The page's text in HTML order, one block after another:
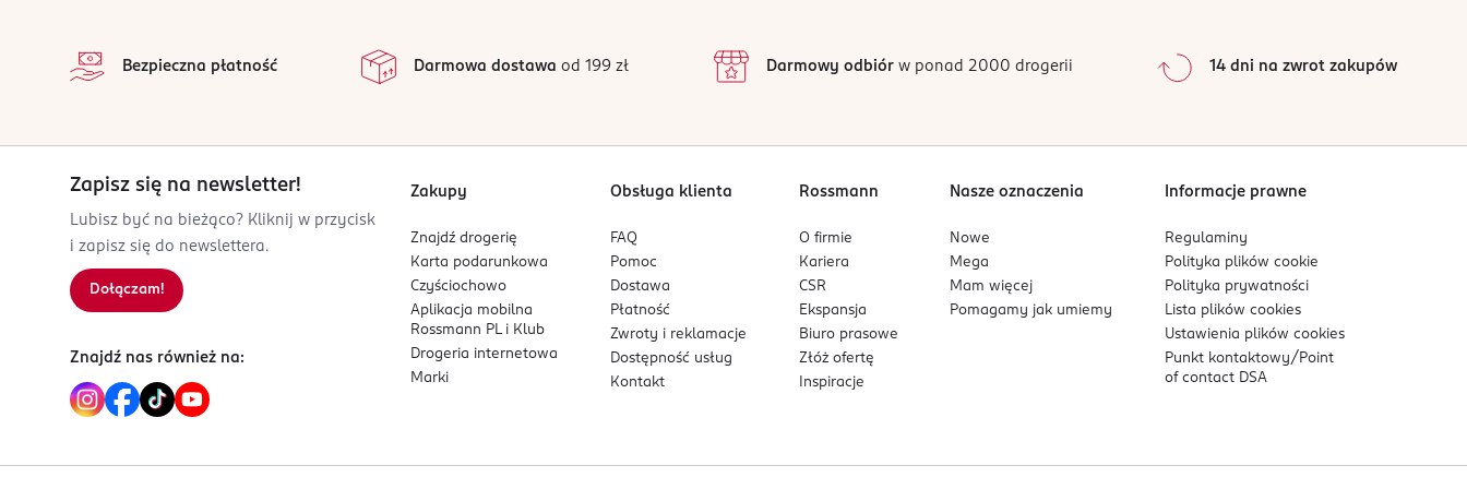
2
1
0%
Sortowanie wgdata: od najnowszej
Bezpieczna płatność Darmowa dostawa od 199 zł Darmowy odbiórw ponad 2000 drogerii 14 dni na zwrot zakupów
Zapisz się na newsletter!
Lubisz być na bieżąco? Kliknij w przycisk
i zapisz się do newslettera.
Dołączam!
Znajdź nas również na:
Zakupy
Znajdź drogerię
Karta podarunkowa
Czyściochowo
Aplikacja mobilna
Rossmann PL i Klub
Drogeria internetowa
Marki
Obsługa klienta
FAQ
Pomoc
Dostawa
Płatność
Zwroty i reklamacje
Dostępność usług
Kontakt
Rossmann
O firmie
Kariera
CSR
Ekspansja
Biuro prasowe
Złóż ofertę
Inspiracje
Nasze oznaczenia
Nowe
Mega
Mam więcej
Pomagamy jak umiemy
Informacje prawne
Regulaminy
Polityka plikówcookie
Polityka prywatności
Lista plikówcookies
Ustawienia plikówcookies
Punkt kontaktowy/ Point
of contact DSA